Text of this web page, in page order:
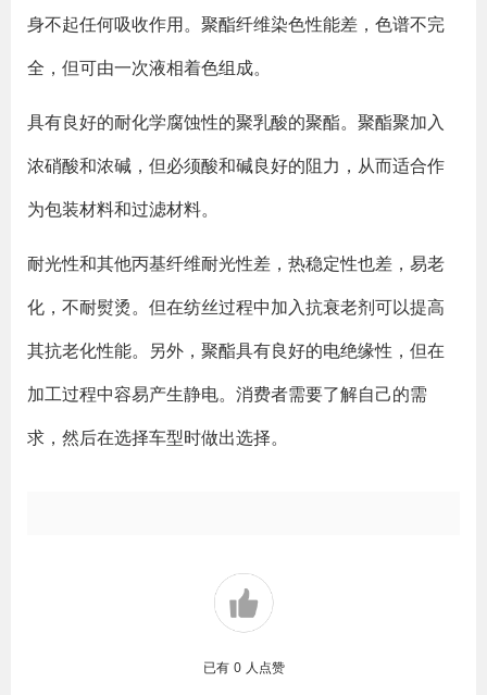
身不起任何吸收作用。聚酯纤维染色性能差，色谱不完
全，但可由一次液相着色组成。
具有良好的耐化学腐蚀性的聚乳酸的聚酯。聚酯聚加入
浓硝酸和浓碱，但必须酸和碱良好的阻力，从而适合作
为包装材料和过滤材料。
耐光性和其他丙基纤维耐光性差，热稳定性也差，易老
化，不耐熨烫。但在纺丝过程中加入抗衰老剂可以提高
其抗老化性能。另外，聚酯具有良好的电绝缘性，但在
加工过程中容易产生静电。消费者需要了解自己的需
求，然后在选择车型时做出选择。
已有 0 人点赞